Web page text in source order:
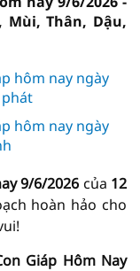
Mùi, Thân, Dậu,
hôm nay ngày
hôm nay ngày
9/6/2026 của 12
hoàn hảo cho
Giáp Hôm Nay